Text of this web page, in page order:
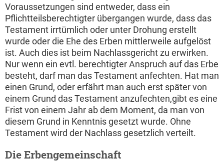
Voraussetzungen sind entweder, dass ein
Pflichtteilsberechtigter übergangen wurde, dass das
Testament irrtümlich oder unter Drohung erstellt
wurde oder die Ehe des Erben mittlerweile aufgelöst
ist. Auch dies ist beim Nachlassgericht zu erwirken.
Nur wenn ein evtl. berechtigter Anspruch auf das Erbe
besteht, darf man das Testament anfechten. Hat man
einen Grund, oder erfährt man auch erst später von
einem Grund das Testament anzufechten,gibt es eine
Frist von einem Jahr ab dem Moment, da man von
diesem Grund in Kenntnis gesetzt wurde. Ohne
Testament wird der Nachlass gesetzlich verteilt.
Die Erbengemeinschaft